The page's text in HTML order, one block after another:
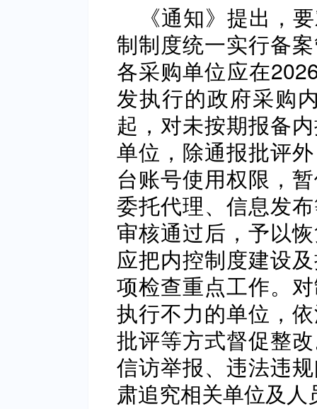
《通知》提出，
制制度统一实行备
各采购单位应在
发执行的政府采购
起，对未按期报备
单位，除通报批评
台账号使用权限，
委托代理、信息发
审核通过后，予以
应把内控制度建设
项检查重点工作。
执行不力的单位，
批评等方式督促整
信访举报、违法违
肃追究相关单位及人